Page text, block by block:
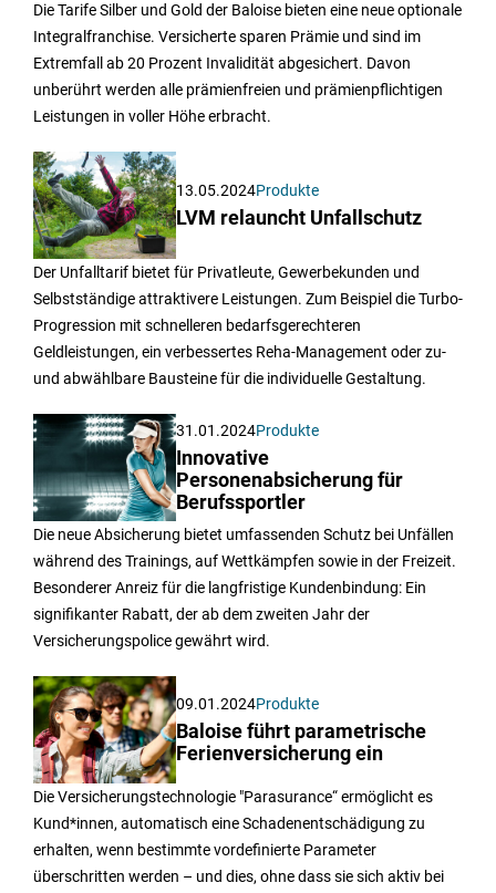
Die Tarife Silber und Gold der Baloise bieten eine neue optionale
Integralfranchise. Versicherte sparen Prämie und sind im
Extremfall ab 20 Prozent Invalidität abgesichert. Davon
unberührt werden alle prämienfreien und prämienpflichtigen
Leistungen in voller Höhe erbracht.
13.05.2024Produkte
LVM relauncht Unfallschutz
Der Unfalltarif bietet für Privatleute, Gewerbekunden und
Selbstständige attraktivere Leistungen. Zum Beispiel die Turbo-
Progression mit schnelleren bedarfsgerechteren
Geldleistungen, ein verbessertes Reha-Management oder zu-
und abwählbare Bausteine für die individuelle Gestaltung.
31.01.2024Produkte
Innovative
Personenabsicherung für
Berufssportler
Die neue Absicherung bietet umfassenden Schutz bei Unfällen
während des Trainings, auf Wettkämpfen sowie in der Freizeit.
Besonderer Anreiz für die langfristige Kundenbindung: Ein
signifikanter Rabatt, der ab dem zweiten Jahr der
Versicherungspolice gewährt wird.
09.01.2024Produkte
Baloise führt parametrische
Ferienversicherung ein
Die Versicherungstechnologie "Parasurance“ ermöglicht es
Kund*innen, automatisch eine Schadenentschädigung zu
erhalten, wenn bestimmte vordefinierte Parameter
überschritten werden – und dies, ohne dass sie sich aktiv bei